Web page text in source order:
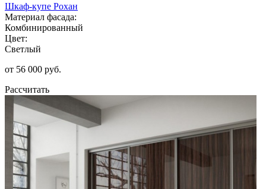
Шкаф-купе Рохан
Материал фасада:
Комбинированный
Цвет:
Светлый
от 56 000 руб.
Рассчитать